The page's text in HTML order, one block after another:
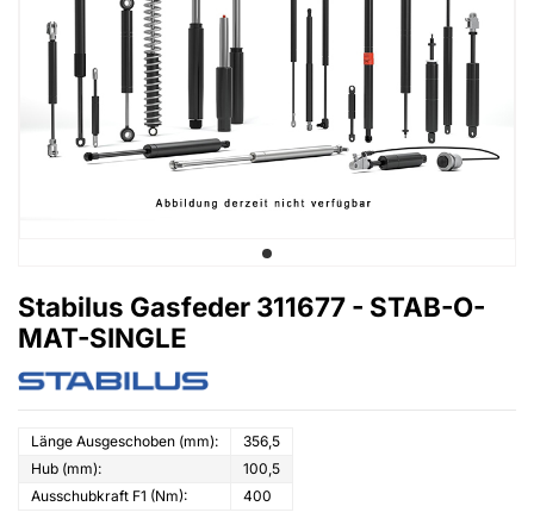
Stabilus Gasfeder 311677 - STAB-O-
MAT-SINGLE
Länge Ausgeschoben (mm):
356,5
Hub (mm):
100,5
Ausschubkraft F1 (Nm):
400